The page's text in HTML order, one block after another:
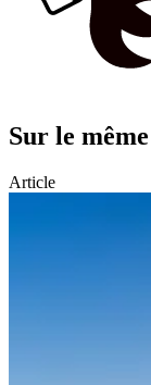
Sur le
Article